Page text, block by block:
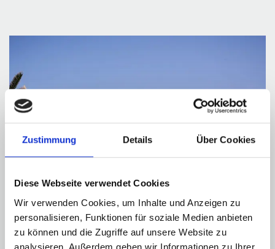
Zustimmung Details Über Cookies
Diese Webseite verwendet Cookies
Wir verwenden Cookies, um Inhalte und Anzeigen zu
personalisieren, Funktionen für soziale Medien anbieten
zu können und die Zugriffe auf unsere Website zu
analysieren. Außerdem geben wir Informationen zu Ihrer